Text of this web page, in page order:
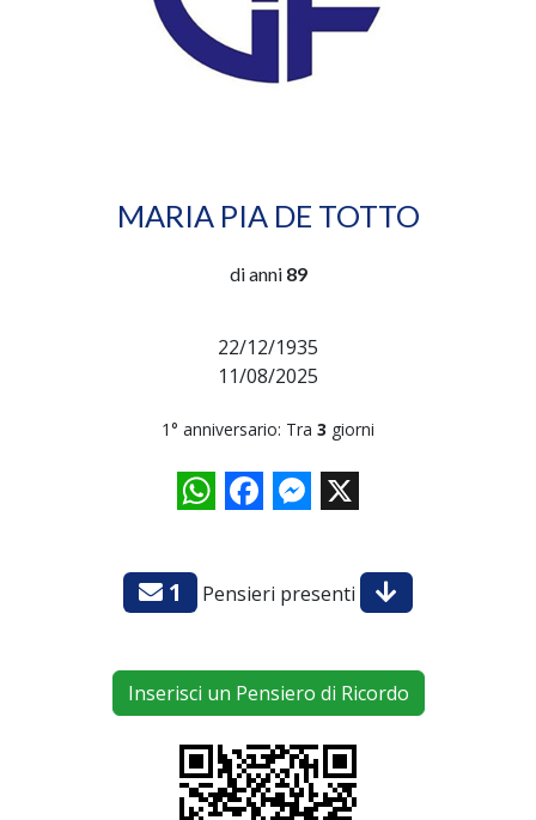
MARIA PIA DE TOTTO
di anni 89
22/12/1935
11/08/2025
1° anniversario: Tra 3 giorni
WhatsAppFacebookMessenger
X
1 Pensieri presenti
Inserisci un Pensiero di Ricordo